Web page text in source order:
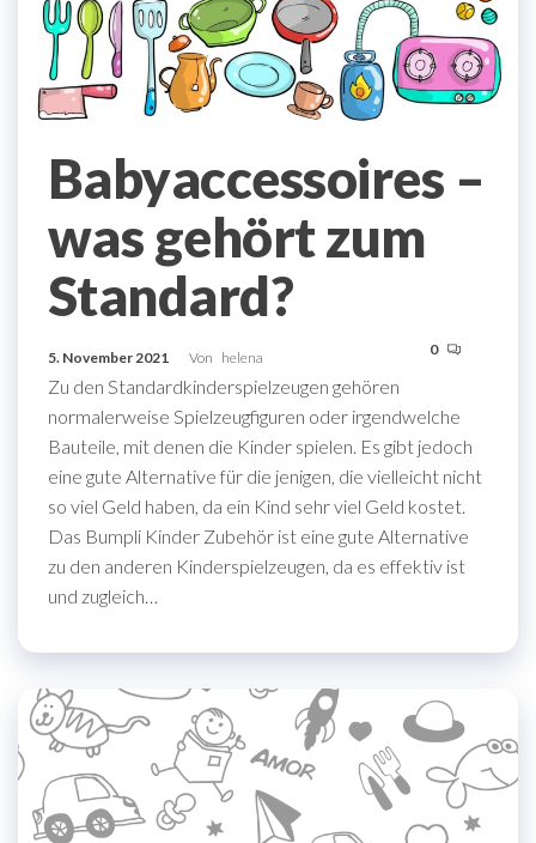
Babyaccessoires –
was gehört zum
Standard?
5. November 2021 Von helena 0
Zu den Standardkinderspielzeugen gehören
normalerweise Spielzeugfiguren oder irgendwelche
Bauteile, mit denen die Kinder spielen. Es gibt jedoch
eine gute Alternative für die jenigen, die vielleicht nicht
so viel Geld haben, da ein Kind sehr viel Geld kostet.
Das Bumpli Kinder Zubehör ist eine gute Alternative
zu den anderen Kinderspielzeugen, da es effektiv ist
und zugleich…